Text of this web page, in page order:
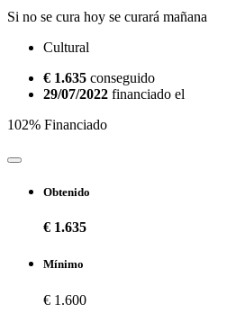
Si no se cura hoy se curará mañana
Cultural
€ 1.635 conseguido
29/07/2022 financiado el
102% Financiado
Obtenido
€ 1.635
Mínimo
€ 1.600